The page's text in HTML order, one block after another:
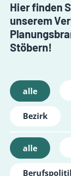
Hier finden
unserem
Stöbern!
alle
Bezirk
alle